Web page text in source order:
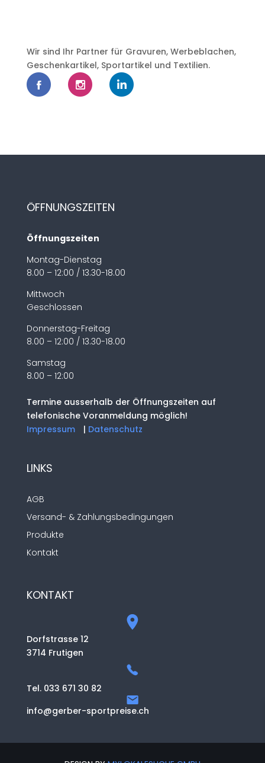
Wir sind Ihr Partner für Gravuren, Werbeblachen,
Geschenkartikel, Sportartikel und Textilien.
ÖFFNUNGSZEITEN
Öffnungszeiten
Montag-Dienstag
8.00 – 12:00 / 13.30-18.00
Mittwoch
Geschlossen
Donnerstag-Freitag
8.00 – 12:00 / 13.30-18.00
Samstag
8.00 – 12:00
Termine ausserhalb der Öffnungszeiten auf
telefonische Voranmeldung möglich!
Impressum
| Datenschutz
LINKS
AGB
Versand- & Zahlungsbedingungen
Produkte
Kontakt
KONTAKT
Dorfstrasse 12
3714 Frutigen
Tel. 033 671 30 82
info@gerber-sportpreise.ch